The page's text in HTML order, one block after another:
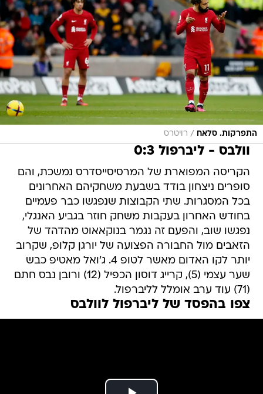
התפרקות. סלאח / רויטרס
וולבס - ליברפול 0:3
הקריסה המפוארת של המרסיסייסדרס נמשכת, והם
סופרים ניצחון בודד בשבעת משחקיהם האחרונים
בכל המסגרות. שתי הקבוצות שנפגשו כבר פעמיים
בחודש האחרון בעקבות משחק חוזר בגביע האנגלי,
נפגשו שוב, והפעם זה נגמר בנוקאאוט מהדהד של
הזאבים מול החבורה הפצועה של יורגן קלופ, שקרוב
יותר לקו האדום מאשר לטופ 4. ג'ואל מאטיפ כבש
שער עצמי (5), קרייג דוסון הכפיל (12) ורובן נבס חתם
(71) עוד ערב אומלל לליברפול.
צפו בהפסד של ליברפול לוולבס